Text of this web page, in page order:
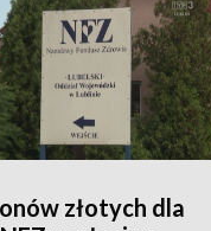
złotych dla